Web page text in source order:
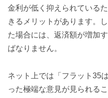
金利が低く抑えられている
きるメリットがあります。
た場合には、返済額が増加
ばなりません。
ネット上では「フラット35
った極端な意見が見られる